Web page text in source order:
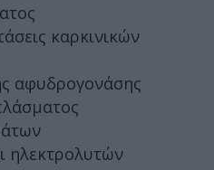
καρκινικών
αφυδρογονάσης
ηλεκτρολυτών